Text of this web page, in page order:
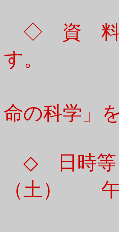
◇ 資 料
す。
アダ
命の科学」
◇ 日時等
（土）